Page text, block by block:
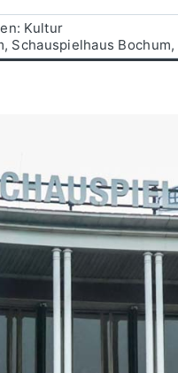
Kultur
, Schauspielhaus Bochum,